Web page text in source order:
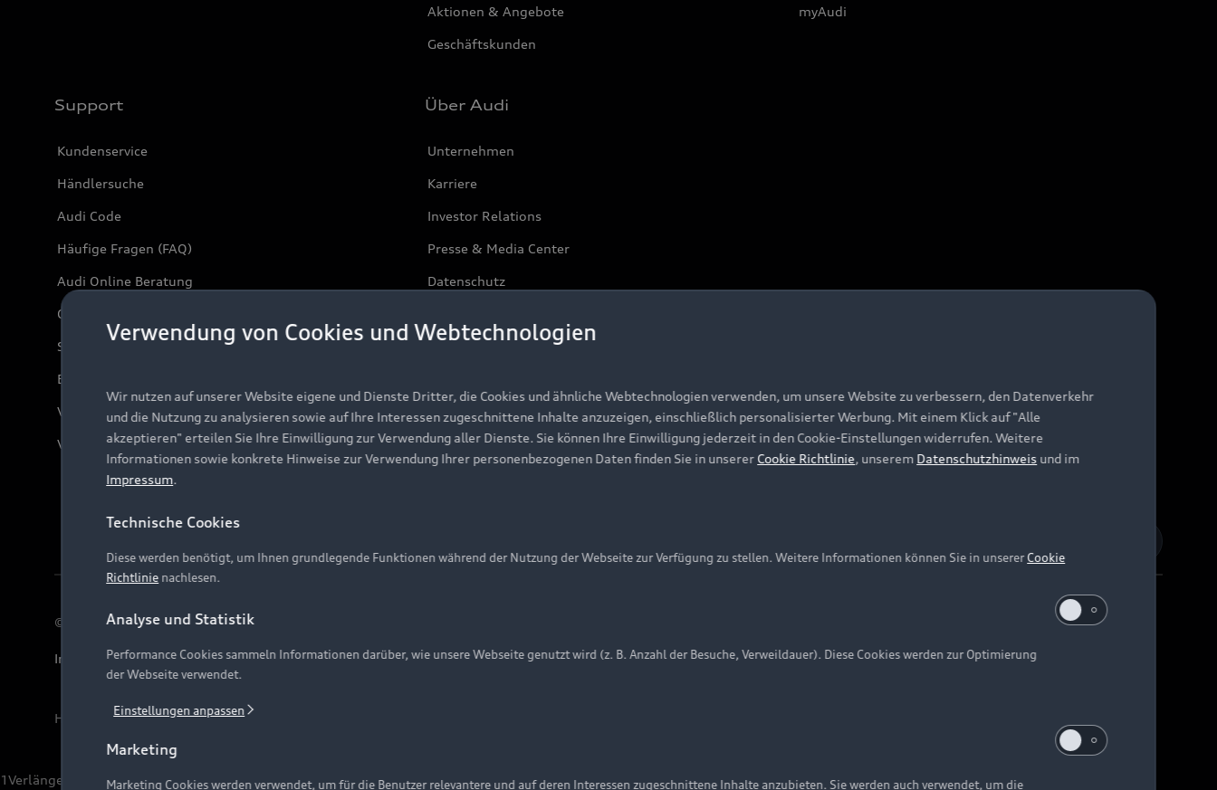
Aktionen & Angebote
Geschäftskunden
myAudi
Support
Kundenservice
Händlersuche
Audi Code
Häufige Fragen (FAQ)
Audi Online Beratung
Online-Terminvereinbarung
Servicekontakt
Bordbuch & Bedienungsanleitungen
Verträge kündigen
Vertrag widerrufen
Über Audi
Unternehmen
Karriere
Investor Relations
Presse & Media Center
Datenschutz
© 2026 AUDI AG. Alle Rechte vorbehalten
Impressum Rechtliches Hinweisgebersystem Datenschutzinformation Cookie-Einstellungen Cookie-Richtlinie Barrierefreiheit Digital Services Act
Hinweis: Die aktuelle Darstellung und Anordnung der Embleme am Fahrzeug bei allen Abbildungen auf dieser Webseite kann abweichen.
1Verlängerung vorbehalten.
Verwendung von Cookies und Webtechnologien
Wir nutzen auf unserer Website eigene und Dienste Dritter, die Cookies und ähnliche Webtechnologien verwenden, um unsere Website zu verbessern, den Datenverkehr
und die Nutzung zu analysieren sowie auf Ihre Interessen zugeschnittene Inhalte anzuzeigen, einschließlich personalisierter Werbung. Mit einem Klick auf "Alle
akzeptieren" erteilen Sie Ihre Einwilligung zur Verwendung aller Dienste. Sie können Ihre Einwilligung jederzeit in den Cookie-Einstellungen widerrufen. Weitere
Informationen sowie konkrete Hinweise zur Verwendung Ihrer personenbezogenen Daten finden Sie in unserer Cookie Richtlinie, unserem Datenschutzhinweis und im
Impressum.
Technische Cookies
Diese werden benötigt, um Ihnen grundlegende Funktionen während der Nutzung der Webseite zur Verfügung zu stellen. Weitere Informationen können Sie in unsererCookie
Richtlinie nachlesen.
Analyse und Statistik
Performance Cookies sammeln Informationen darüber, wie unsere Webseite genutzt wird (z. B. Anzahl der Besuche, Verweildauer). Diese Cookies werden zur Optimierung
der Webseite verwendet.
Einstellungen anpassen
Marketing
Marketing Cookies werden verwendet, um für die Benutzer relevantere und auf deren Interessen zugeschnittene Inhalte anzubieten. Sie werden auch verwendet, um die